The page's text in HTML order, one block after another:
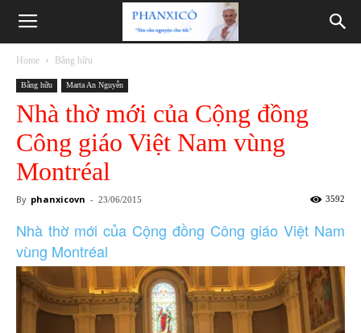
Phanxicô
Home Bằng hữu
Bằng hữu Marta An Nguyễn
Nhà thờ mới của Cộng đồng
Công giáo Việt Nam vùng
Montréal
By phanxicovn - 23/06/2015 3592
Nhà thờ mới của Cộng đồng Công giáo Việt Nam
vùng Montréal